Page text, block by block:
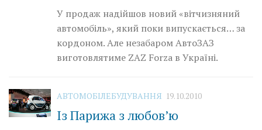
У продаж надійшов новий «вітчизняний
автомобіль», який поки випускається… за
кордоном. Але незабаром АвтоЗАЗ
виготовлятиме ZAZ Forza в Україні.
АВТОМОБІЛЕБУДУВАННЯ 19.10.2010
Із Парижа з любов’ю